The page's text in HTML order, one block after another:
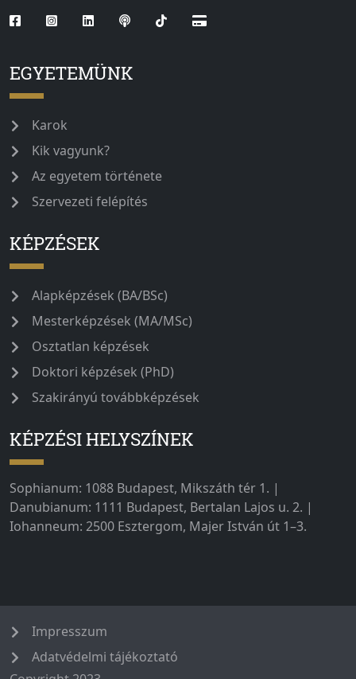
EGYETEMÜNK
Karok
Kik vagyunk?
Az egyetem története
Szervezeti felépítés
KÉPZÉSEK
Alapképzések (BA/BSc)
Mesterképzések (MA/MSc)
Osztatlan képzések
Doktori képzések (PhD)
Szakirányú továbbképzések
KÉPZÉSI HELYSZÍNEK
Sophianum: 1088 Budapest, Mikszáth tér 1. |
Danubianum: 1111 Budapest, Bertalan Lajos u. 2. |
Iohanneum: 2500 Esztergom, Majer István út 1–3.
Impresszum
Adatvédelmi tájékoztató